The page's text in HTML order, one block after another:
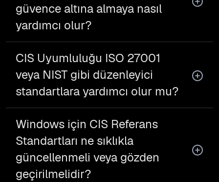
güvence altına almaya nasıl
yardımcı olur?
CIS Uyumluluğu ISO 27001
veya NIST gibi düzenleyici
standartlara yardımcı olur mu?
Windows için CIS Referans
Standartları ne sıklıkla
güncellenmeli veya gözden
geçirilmelidir?